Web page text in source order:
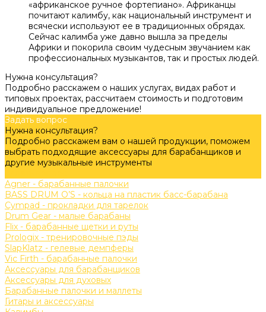
«африканское ручное фортепиано». Африканцы
почитают калимбу, как национальный инструмент и
всячески используют ее в традиционных обрядах.
Сейчас калимба уже давно вышла за пределы
Африки и покорила своим чудесным звучанием как
профессиональных музыкантов, так и простых людей.
Нужна консультация?
Подробно расскажем о наших услугах, видах работ и
типовых проектах, рассчитаем стоимость и подготовим
индивидуальное предложение!
Задать вопрос
Нужна консультация?
Подробно расскажем вам о нашей продукции, поможем
выбрать подходящие аксессуары для барабанщиков и
другие музыкальные инструменты
Agner - барабанные палочки
BASS DRUM O’S - кольца на пластик басс-барабана
Cympad - прокладки для тарелок
Drum Gear - малые барабаны
Flix - барабанные щетки и руты
Prologix - тренировочные пэды
SlapKlatz - гелевые демпферы
Vic Firth - барабанные палочки
Аксессуары для барабанщиков
Аксессуары для духовых
Барабанные палочки и маллеты
Гитары и аксессуары